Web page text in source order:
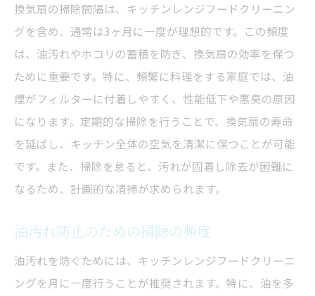
キッチンの快適度を高める掃除法
掃除の手間を減らす時短テクニック
快適な環境を実現するクリーニング術
簡単にできる効率的な掃除法
掃除で料理の楽しさを倍増
理想的な換気扇掃除の頻度指針
キッチンレンジフードクリーニングの推奨
掃除頻度を見極めるためのポイント
効率的な掃除スケジュールの立て方
掃除でキッチンをより清潔に保つ方法
換気扇の掃除間隔は、キッチンレンジフードクリーニン
グを含め、通常は3ヶ月に一度が理想的です。この頻度
は、油汚れやホコリの蓄積を防ぎ、換気扇の効率を保つ
ために重要です。特に、頻繁に料理をする家庭では、油
煙がフィルターに付着しやすく、性能低下や悪臭の原因
になります。定期的な掃除を行うことで、換気扇の寿命
を延ばし、キッチン全体の空気を清潔に保つことが可能
です。また、掃除を怠ると、汚れが固着し除去が困難に
なるため、計画的な清掃が求められます。
油汚れ防止のための掃除の頻度
油汚れを防ぐためには、キッチンレンジフードクリーニ
ングを月に一度行うことが推奨されます。特に、油を多